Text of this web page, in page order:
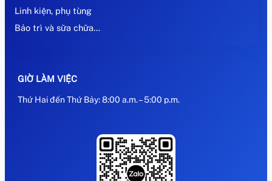
Linh kiện, phụ tùng
Bảo trì và sữa chữa…
GIỜ LÀM VIỆC
Thứ Hai đến Thứ Bảy: 8:00 a.m. – 5:00 p.m.